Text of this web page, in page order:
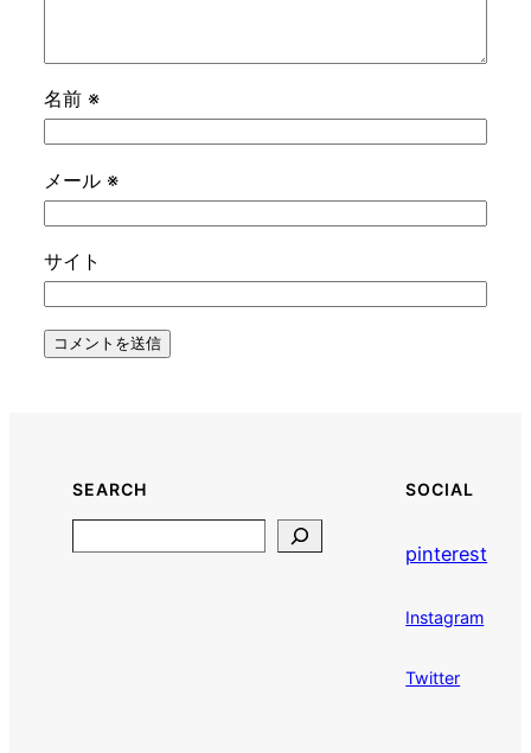
名前 ※
メール ※
サイト
SEARCH SOCIAL
pinterest
Instagram
Twitter